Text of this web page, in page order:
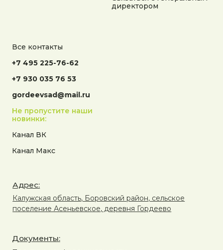
директором
Все контакты
+7 495 225-76-62
+7 930 035 76 53
gordeevsad@mail.ru
Не пропустите наши
новинки:
Канал ВК
Канал Макс